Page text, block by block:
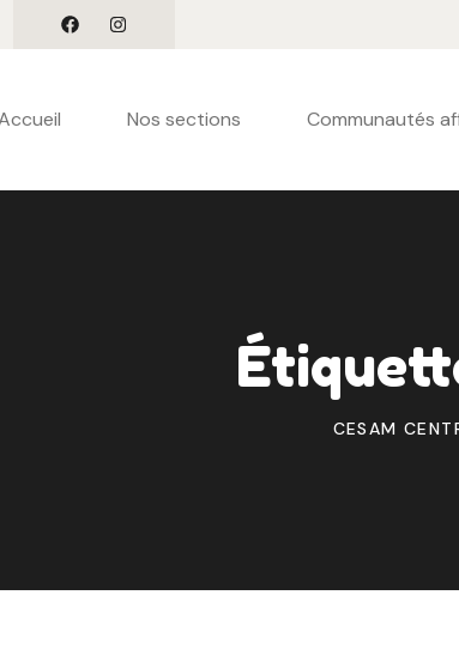
Nos sections Communautés
CESAM